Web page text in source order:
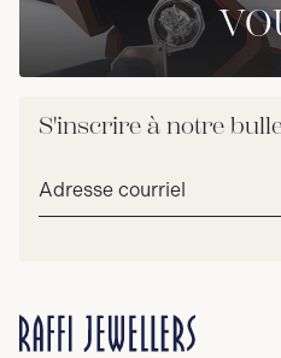
S'inscrire à notre
Adresse